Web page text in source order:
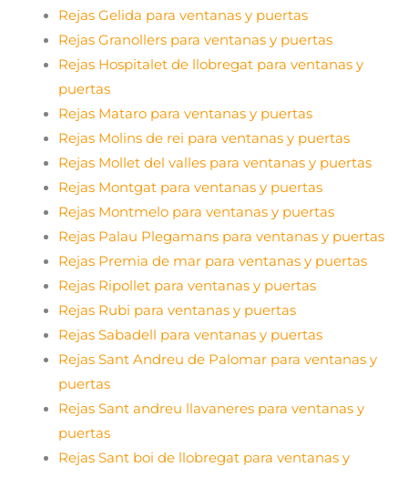
Rejas Gelida para ventanas y puertas
Rejas Granollers para ventanas y puertas
Rejas Hospitalet de llobregat para ventanas y
puertas
Rejas Mataro para ventanas y puertas
Rejas Molins de rei para ventanas y puertas
Rejas Mollet del valles para ventanas y puertas
Rejas Montgat para ventanas y puertas
Rejas Montmelo para ventanas y puertas
Rejas Palau Plegamans para ventanas y puertas
Rejas Premia de mar para ventanas y puertas
Rejas Ripollet para ventanas y puertas
Rejas Rubi para ventanas y puertas
Rejas Sabadell para ventanas y puertas
Rejas Sant Andreu de Palomar para ventanas y
puertas
Rejas Sant andreu llavaneres para ventanas y
puertas
Rejas Sant boi de llobregat para ventanas y